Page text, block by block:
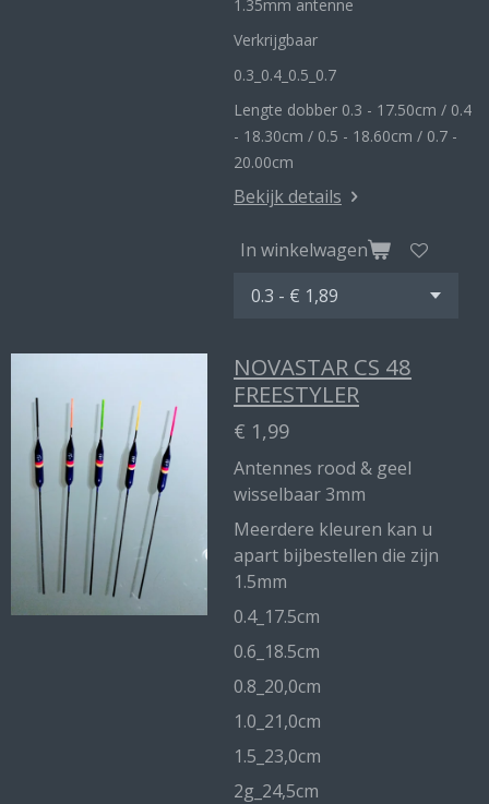
1.35mm antenne
Verkrijgbaar
0.3_ 0.4_ 0.5_0.7
Lengte dobber 0.3 - 17.50cm / 0.4
- 18.30cm / 0.5 - 18.60cm / 0.7 -
20.00cm
Bekijk details
In winkelwagen
NOVASTAR CS 48
FREESTYLER
€ 1,99
Antennes rood & geel
wisselbaar 3mm
Meerdere kleuren kan u
apart bijbestellen die zijn
1.5mm
0.4_17.5cm
0.6_18.5cm
0.8_20,0cm
1.0_21,0cm
1.5_23,0cm
2g_24,5cm